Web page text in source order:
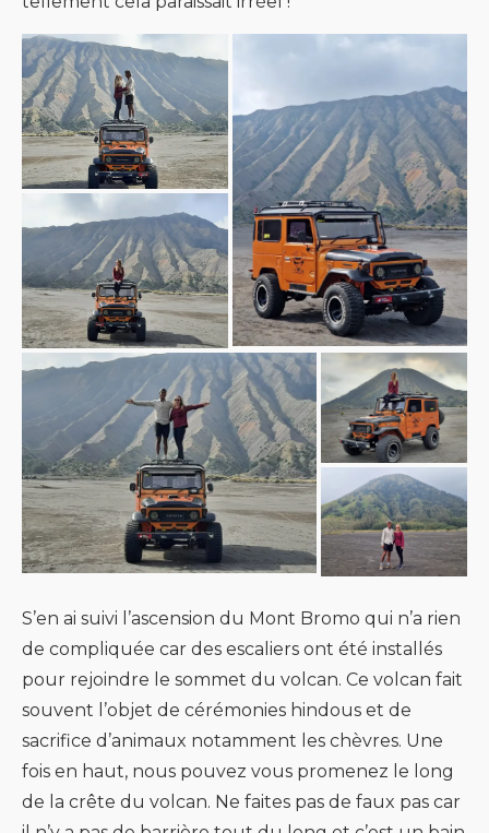
S’en ai suivi l’ascension du Mont Bromo qui n’a rien
de compliquée car des escaliers ont été installés
pour rejoindre le sommet du volcan. Ce volcan fait
souvent l’objet de cérémonies hindous et de
sacrifice d’animaux notamment les chèvres. Une
fois en haut, nous pouvez vous promenez le long
de la crête du volcan. Ne faites pas de faux pas car